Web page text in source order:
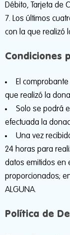
Débito, Tarjeta de
Los últimos
con la que realizó
Condiciones
El
que realizó la
Solo se podrá
efectuada la
Una vez
24 horas para
datos emitidos en
proporcionados;
ALGUNA.
Política de